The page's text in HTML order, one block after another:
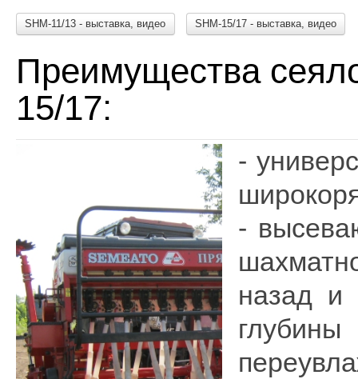
SHM-11/13 - выставка, видео SHM-15/17 - выставка, видео
Преимущества
15/17:
-
-
назад и